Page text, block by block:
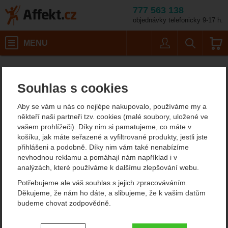
Souhlas s cookies
Aby se vám u nás co nejlépe nakupovalo, používáme my a
někteří naši partneři tzv. cookies (malé soubory, uložené ve
vašem prohlížeči). Díky nim si pamatujeme, co máte v
košíku, jak máte seřazené a vyfiltrované produkty, jestli jste
přihlášeni a podobně. Díky nim vám také nenabízíme
nevhodnou reklamu a pomáhají nám například i v
analýzách, které používáme k dalšímu zlepšování webu.
Potřebujeme ale váš souhlas s jejich zpracováváním.
Děkujeme, že nám ho dáte, a slibujeme, že k vašim datům
budeme chovat zodpovědně.
Nastavení souhlasů s kategoriemi
777 563 138
objednávky telefonicky 9-17 h.
MENU
Kuchyňské nože Victorinox
Victorinox nože do
kuchyně
Až budete vybírat nové kuchyňské nože a nebudete se moci
rozhodnout na širokou nabídkou, doporučujeme vám vyzkoušet
velmi kvalitní, ale stále ještě cenově dostupné nože do kuchyně
Victorinox. Jedná se o tradiční a roky vyhlášenou nožířskou firmu
ze Švýcarska.
Zobrazit více